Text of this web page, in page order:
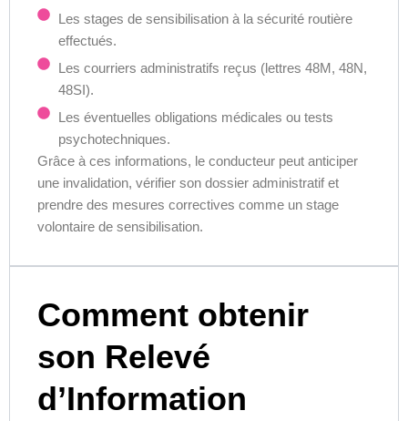
Les stages de sensibilisation à la sécurité routière
effectués.
Les courriers administratifs reçus (lettres 48M, 48N,
48SI).
Les éventuelles obligations médicales ou tests
psychotechniques.
Grâce à ces informations, le conducteur peut anticiper
une invalidation, vérifier son dossier administratif et
prendre des mesures correctives comme un stage
volontaire de sensibilisation.
Comment obtenir
son Relevé
d’Information